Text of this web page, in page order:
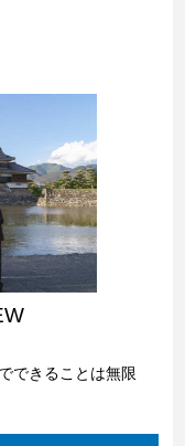
できることは無限